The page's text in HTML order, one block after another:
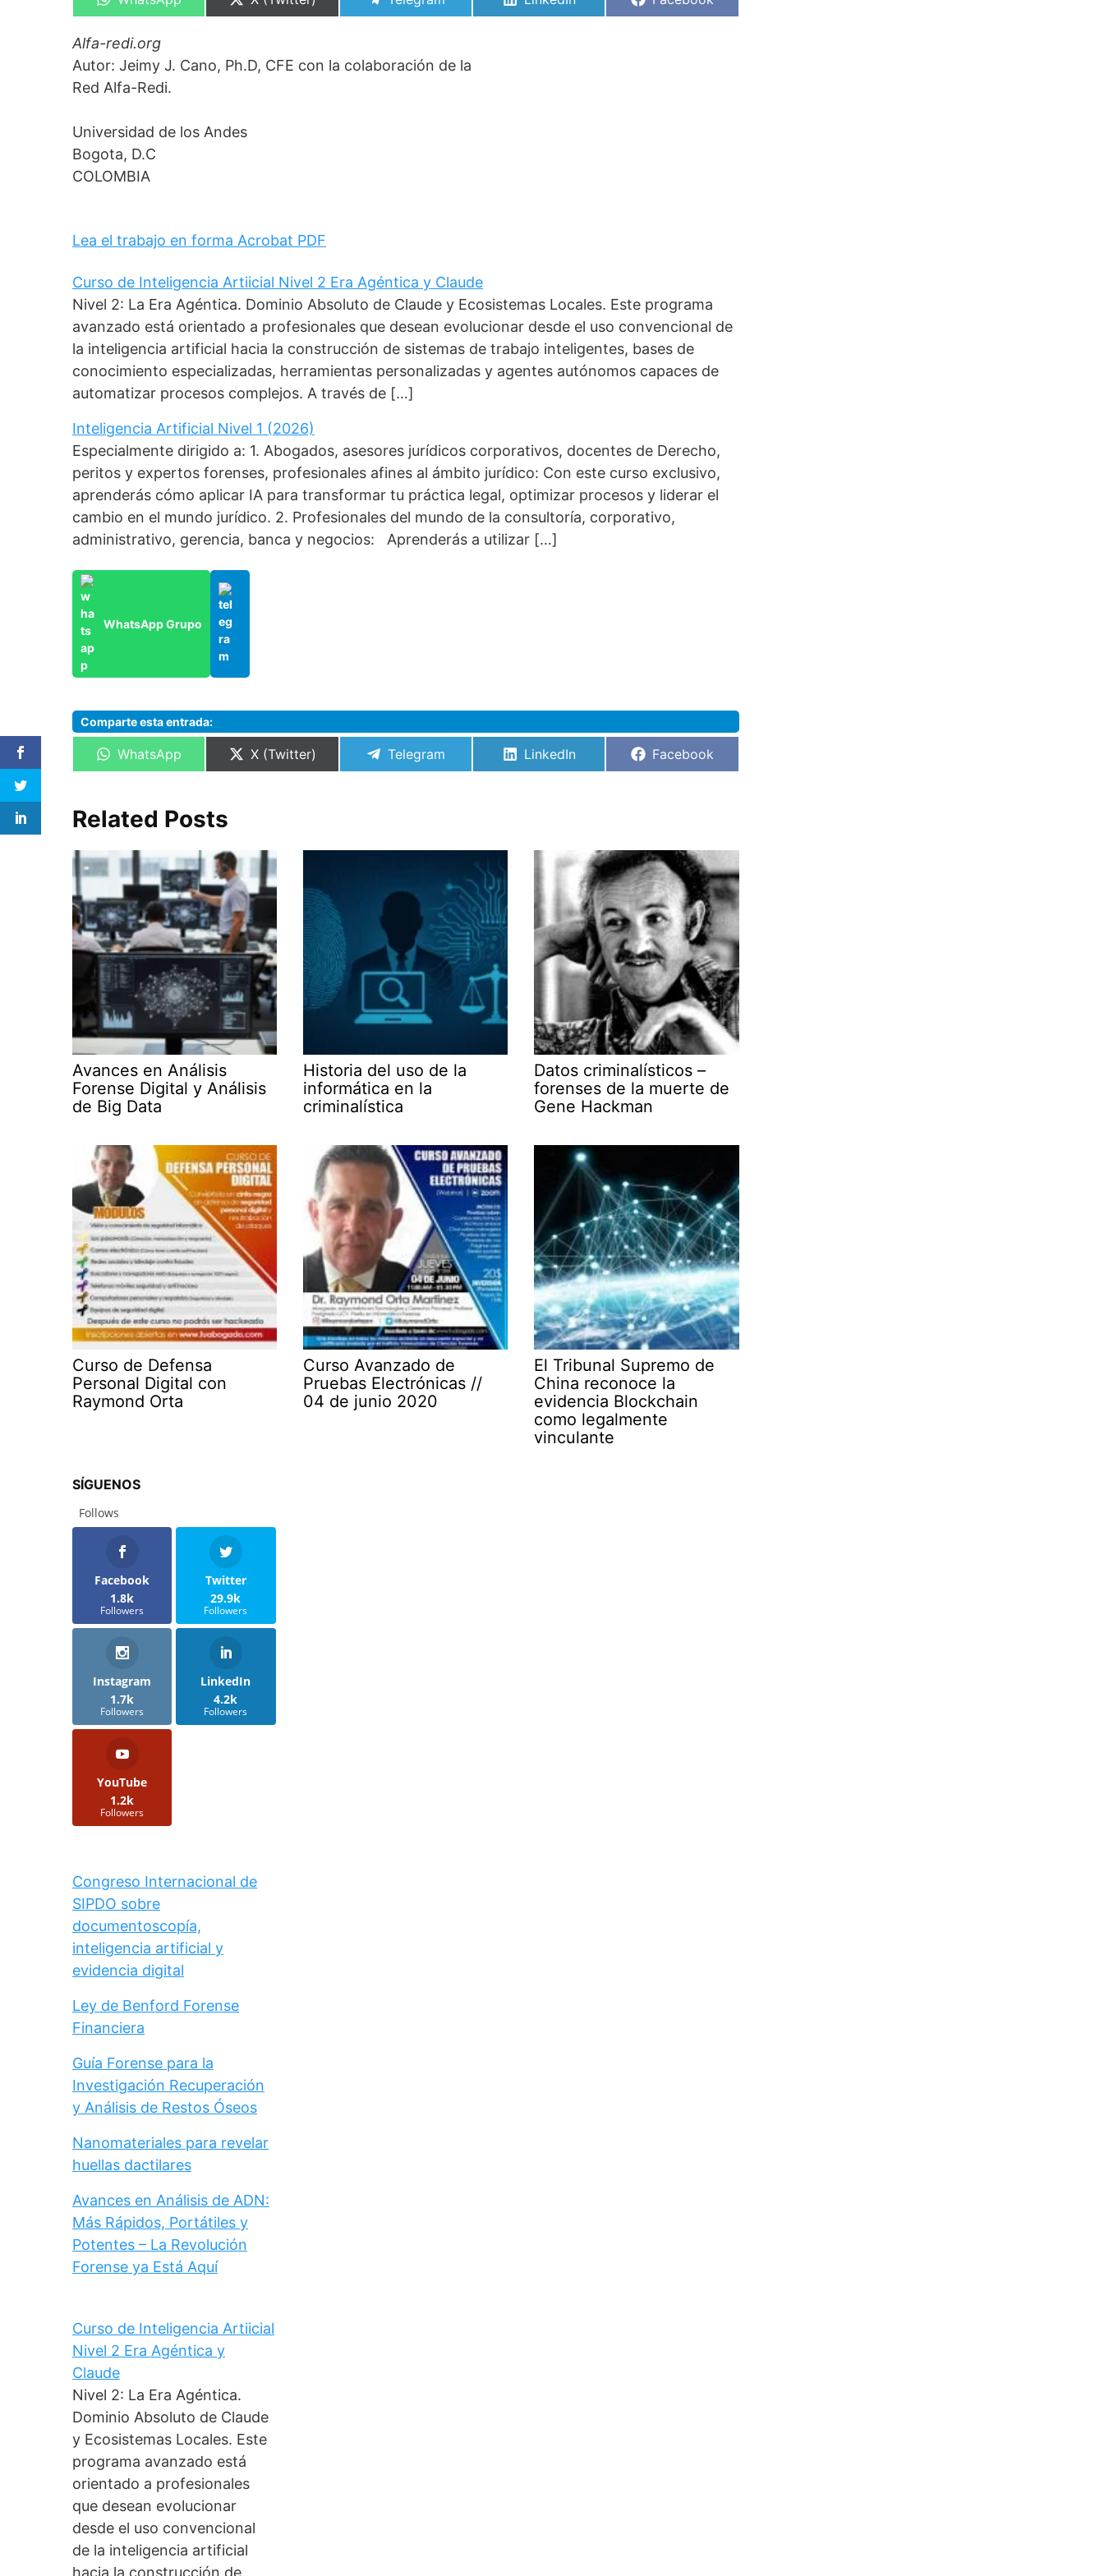
Alfa-redi.org
Autor: Jeimy J. Cano, Ph.D, CFE con la colaboración de la
Red Alfa-Redi.
Universidad de los Andes
Bogota, D.C
COLOMBIA
Lea el trabajo en forma Acrobat PDF
Curso de Inteligencia Artiicial Nivel 2 Era Agéntica y Claude
Nivel 2: La Era Agéntica. Dominio Absoluto de Claude y Ecosistemas Locales. Este programa
avanzado está orientado a profesionales que desean evolucionar desde el uso convencional de
la inteligencia artificial hacia la construcción de sistemas de trabajo inteligentes, bases de
conocimiento especializadas, herramientas personalizadas y agentes autónomos capaces de
automatizar procesos complejos. A través de […]
Inteligencia Artificial Nivel 1 (2026)
Especialmente dirigido a: 1. Abogados, asesores jurídicos corporativos, docentes de Derecho,
peritos y expertos forenses, profesionales afines al ámbito jurídico: Con este curso exclusivo,
aprenderás cómo aplicar IA para transformar tu práctica legal, optimizar procesos y liderar el
cambio en el mundo jurídico. 2. Profesionales del mundo de la consultoría, corporativo,
administrativo, gerencia, banca y negocios: Aprenderás a utilizar […]
WhatsApp Grupo
Comparte esta entrada:
Compartir
WhatsApp
Compartir
X (Twitter)
Compartir
Telegram
Compartir
LinkedIn
Compartir
Facebook
Related Posts
Avances en Análisis
Forense Digital y Análisis
de Big Data
Historia del uso de la
informática en la
criminalística
Datos criminalísticos –
forenses de la muerte de
Gene Hackman
Curso de Defensa
Personal Digital con
Raymond Orta
Curso Avanzado de
Pruebas Electrónicas //
04 de junio 2020
El Tribunal Supremo de
China reconoce la
evidencia Blockchain
como legalmente
vinculante
SÍGUENOS
Follows
Facebook
1.8k
Followers
Twitter
29.9k
Followers
Instagram
1.7k
Followers
LinkedIn
4.2k
Followers
YouTube
1.2k
Followers
Congreso Internacional de
SIPDO sobre
documentoscopía,
inteligencia artificial y
evidencia digital
Ley de Benford Forense
Financiera
Guía Forense para la
Investigación Recuperación
y Análisis de Restos Óseos
Nanomateriales para revelar
huellas dactilares
Avances en Análisis de ADN:
Más Rápidos, Portátiles y
Potentes – La Revolución
Forense ya Está Aquí
Curso de Inteligencia Artiicial
Nivel 2 Era Agéntica y
Claude
Nivel 2: La Era Agéntica.
Dominio Absoluto de Claude
y Ecosistemas Locales. Este
programa avanzado está
orientado a profesionales
que desean evolucionar
desde el uso convencional
de la inteligencia artificial
hacia la construcción de